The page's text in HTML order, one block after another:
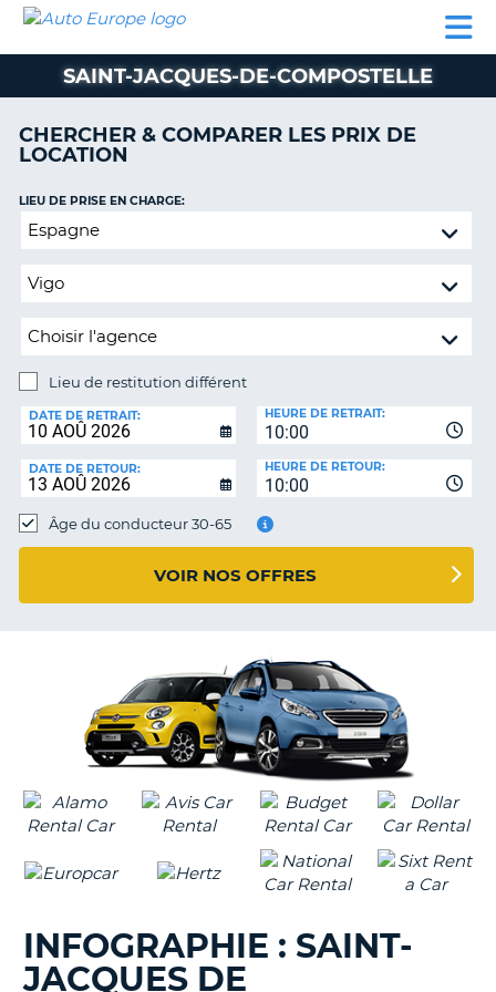
LOCATION
VOITURE
CAMPING-
CAR
CLIENT
AUTO
EUROPE
LOCATION
VOITURE
CAMPING-
CAR
PARTENAIRES
SUPPORT
CLIENT
COMPTE
MA
SAINT-JACQUES-DE-COMPOSTELLE
CHERCHER & COMPARER LES PRIX DE
LOCATION
Lieu
restitution
différent
LIEU DE PRISE EN CHARGE:
Lieu de restitution différent
DE
RESTITUTION:
DATE DE RETRAIT:
10:00
HEURE DE RETRAIT:
DATE DE RETOUR:
10:00
HEURE DE RETOUR:
Âge du conducteur 30-65
VOIR NOS OFFRES
INFOGRAPHIE : SAINT-
JACQUES DE